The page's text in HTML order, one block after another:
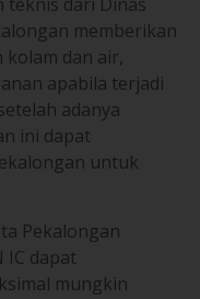
dan air,
apabila terjadi
adanya
ini dapat
untuk
Pekalongan
mungkin
untuk
MAN IC sangat